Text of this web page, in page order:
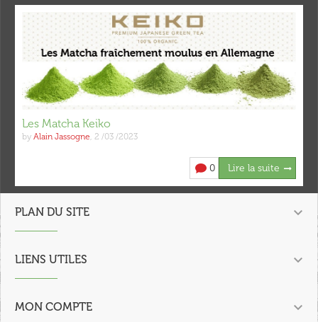
Les Matcha Keiko
by Alain Jassogne, 2 /03 /2023
0 Lire la suite
PLAN DU SITE 
LIENS UTILES 
MON COMPTE 